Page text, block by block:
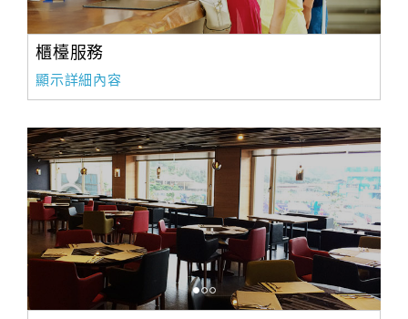
櫃檯服務
顯示詳細內容